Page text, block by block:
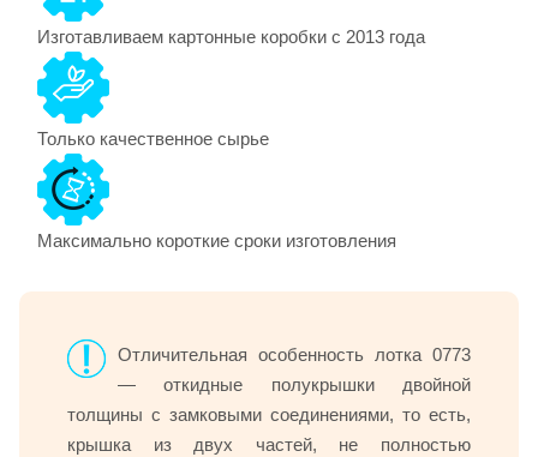
Изготавливаем картонные коробки с 2013 года
Только качественное сырье
Максимально короткие сроки изготовления
Отличительная особенность лотка 0773
— откидные полукрышки двойной
толщины с замковыми соединениями, то есть,
крышка из двух частей, не полностью